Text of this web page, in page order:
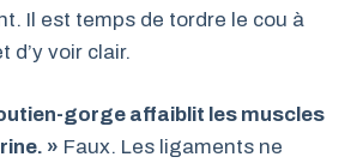
Il est temps de tordre le cou à
d’y voir clair.
gorge affaiblit les muscles
» Faux. Les ligaments ne